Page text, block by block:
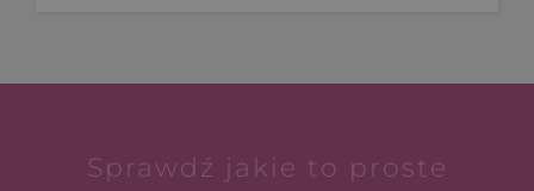
Sprawdź jakie to proste